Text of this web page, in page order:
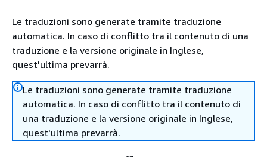
Le traduzioni sono generate tramite traduzione
automatica. In caso di conflitto tra il contenuto di una
traduzione e la versione originale in Inglese,
quest'ultima prevarrà.
Le traduzioni sono generate tramite traduzione
automatica. In caso di conflitto tra il contenuto di
una traduzione e la versione originale in Inglese,
quest'ultima prevarrà.